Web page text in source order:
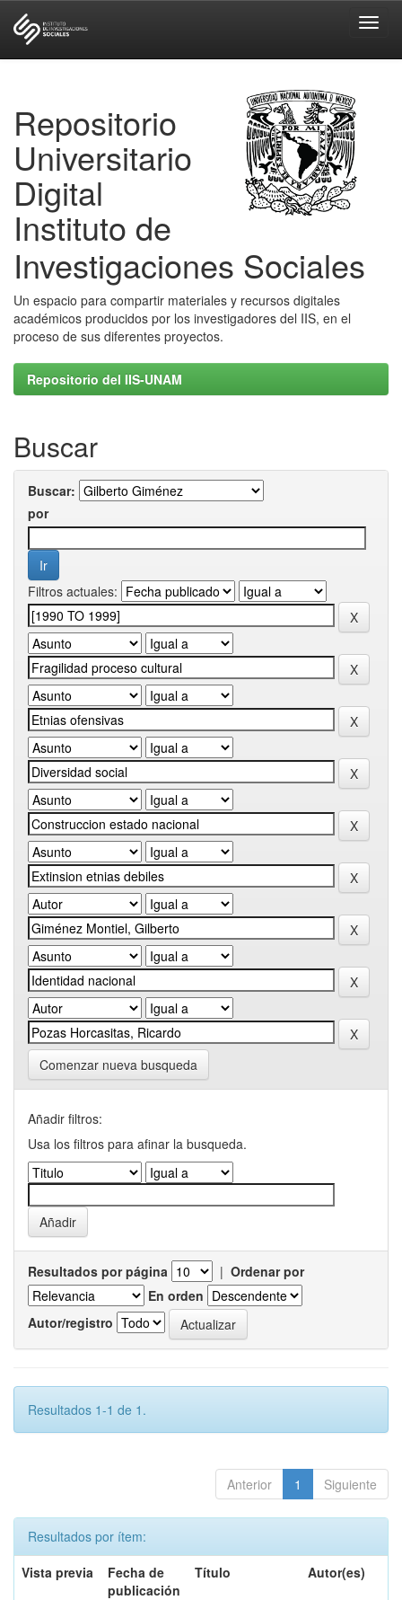
Repositorio
Universitario
Digital
Instituto de
Investigaciones Sociales
Un espacio para compartir materiales y recursos digitales
académicos producidos por los investigadores del IIS, en el
proceso de sus diferentes proyectos.
Repositorio del IIS-UNAM
Buscar
Buscar:
por
Filtros actuales:
Comenzar nueva busqueda
Añadir filtros:
Usa los filtros para afinar la busqueda.
Resultados por página | Ordenar por
En orden
Autor/registro
Resultados 1-1 de 1.
Anterior 1 Siguiente
Resultados por ítem:
Vista previa
Fecha de
publicación
Título Autor(es)